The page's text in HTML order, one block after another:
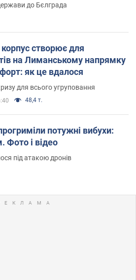
перший візит глави держави до Бєлграда
створює для
на Лиманському напрямку
як це вдалося
для всього угруповання
48,4 т.
потужні вибухи:
Фото і відео
під атакою дронів